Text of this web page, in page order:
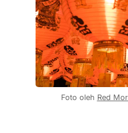
Foto oleh Red